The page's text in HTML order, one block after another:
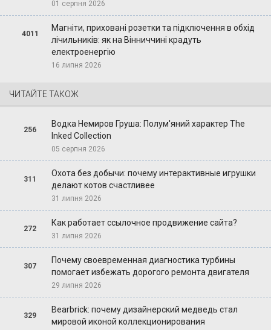
01 серпня 2026
4011
Магніти, приховані розетки та підключення в обхід
лічильників: як на Вінниччині крадуть
електроенергію
16 липня 2026
ЧИТАЙТЕ ТАКОЖ
256
Водка Немиров Груша: Полум'яний характер The
Inked Collection
05 серпня 2026
311
Охота без добычи: почему интерактивные игрушки
делают котов счастливее
31 липня 2026
272
Как работает ссылочное продвижение сайта?
31 липня 2026
307
Почему своевременная диагностика турбины
помогает избежать дорогого ремонта двигателя
29 липня 2026
329
Bearbrick: почему дизайнерский медведь стал
мировой иконой коллекционирования